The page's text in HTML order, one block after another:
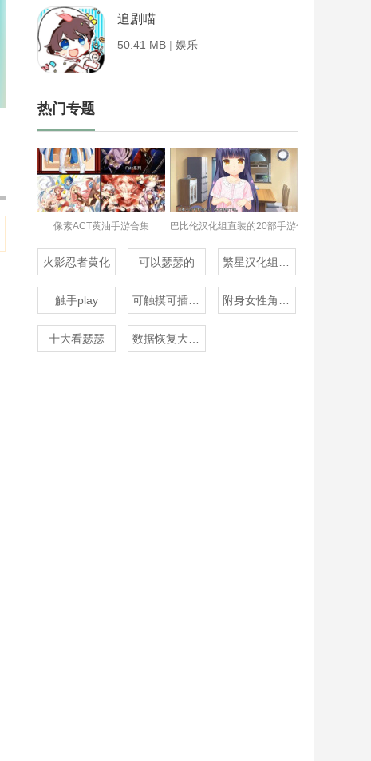
追剧喵
50.41 MB | 娱乐
热门专题
像素ACT黄油手游合集 巴比伦汉化组直装的20部手游合集
火影忍者黄化 可以瑟瑟的
触手play
十大看瑟瑟